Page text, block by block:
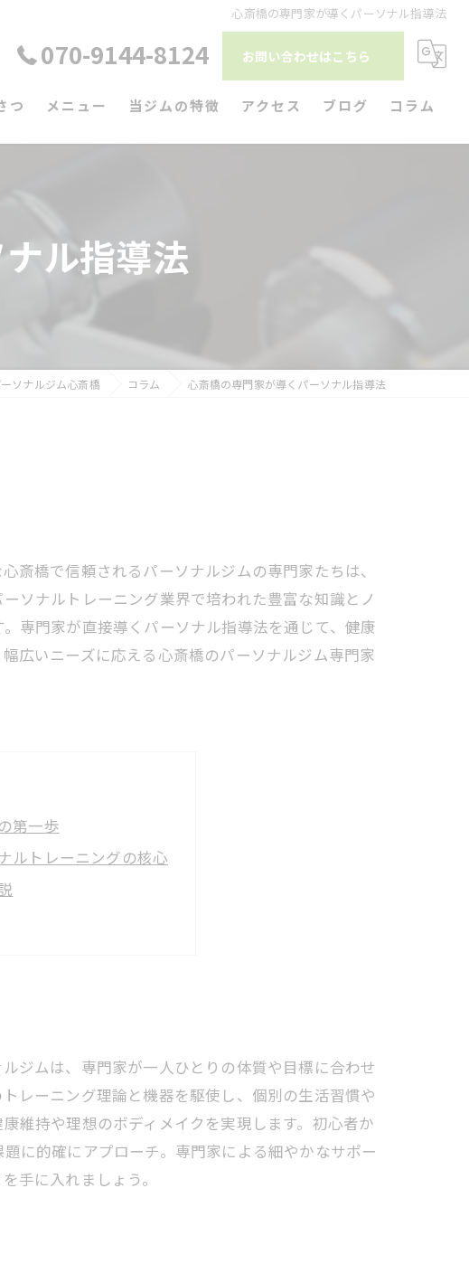
心斎橋の専門家が導くパーソナル指導法
070-9144-8124 お問い合わせはこちら
つ メニュー 当ジムの特徴
リハビリ
アクセス ブログ コラム
ル指導法
ソナルジム心斎橋 コラム 心斎橋の専門家が導くパーソナル指導法
斎橋で信頼されるパーソナルジムの専門家たちは、
ソナルトレーニング業界で培われた豊富な知識とノ
専門家が直接導くパーソナル指導法を通じて、健康
広いニーズに応える心斎橋のパーソナルジム専門家
第一歩
ルトレーニングの核心
盤戦
想の身体へ
ジムは、専門家が一人ひとりの体質や目標に合わせ
レーニング理論と機器を駆使し、個別の生活習慣や
維持や理想のボディメイクを実現します。初心者か
に的確にアプローチ。専門家による細やかなサポー
手に入れましょう。